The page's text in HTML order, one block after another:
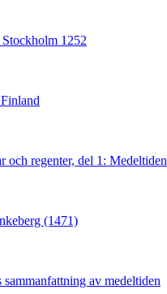
1252
och regenter, del 1: Medeltiden
(1471)
av medeltiden